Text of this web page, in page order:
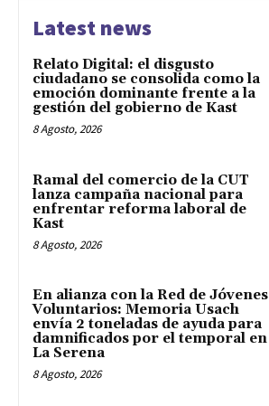
Latest news
Relato Digital: el disgusto
ciudadano se consolida como la
emoción dominante frente a la
gestión del gobierno de Kast
8 Agosto, 2026
Ramal del comercio de la CUT
lanza campaña nacional para
enfrentar reforma laboral de
Kast
8 Agosto, 2026
En alianza con la Red de Jóvenes
Voluntarios: Memoria Usach
envía 2 toneladas de ayuda para
damnificados por el temporal en
La Serena
8 Agosto, 2026